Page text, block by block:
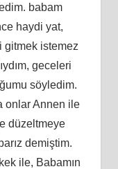
babam
haydi yat,
gitmek istemez
geceleri
söyledim.
onlar Annen ile
düzeltmeye
demiştim.
ile, Babamın